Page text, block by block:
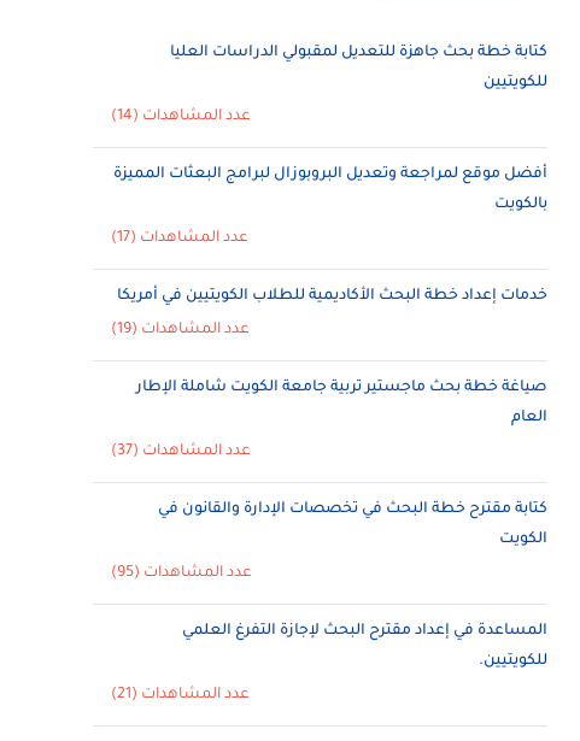
كتابة خطة بحث جاهزة للتعديل لمقبولي الدراسات العليا
للكويتيين
عدد المشاهدات (14)
أفضل موقع لمراجعة وتعديل البروبوزال لبرامج البعثات المميزة
بالكويت
عدد المشاهدات (17)
خدمات إعداد خطة البحث الأكاديمية للطلاب الكويتيين في أمريكا
عدد المشاهدات (19)
صياغة خطة بحث ماجستير تربية جامعة الكويت شاملة الإطار
العام
عدد المشاهدات (37)
كتابة مقترح خطة البحث في تخصصات الإدارة والقانون في
الكويت
عدد المشاهدات (95)
المساعدة في إعداد مقترح البحث لإجازة التفرغ العلمي
للكويتيين.
عدد المشاهدات (21)